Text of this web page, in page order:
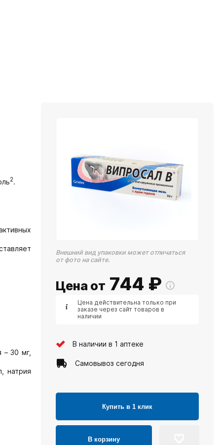
2.
30 мг,
натрия
Внешний вид упаковки может отличаться
от фото на сайте.
Цена от 744 ₽
Цена действительна только при
заказе через сайт товаров в
наличии
В наличии в 1 аптеке
Самовывоз сегодня
Купить в 1 клик
В корзину